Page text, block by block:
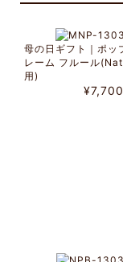
母の日ギフト｜ポッ
レーム フルール
用)
¥7,700